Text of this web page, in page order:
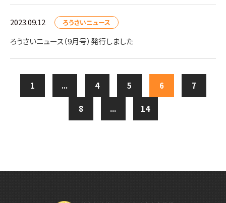
2023.09.12 ろうさいニュース
ろうさいニュース（9月号）発行しました
1 ... 4 5 6 7
8 ... 14